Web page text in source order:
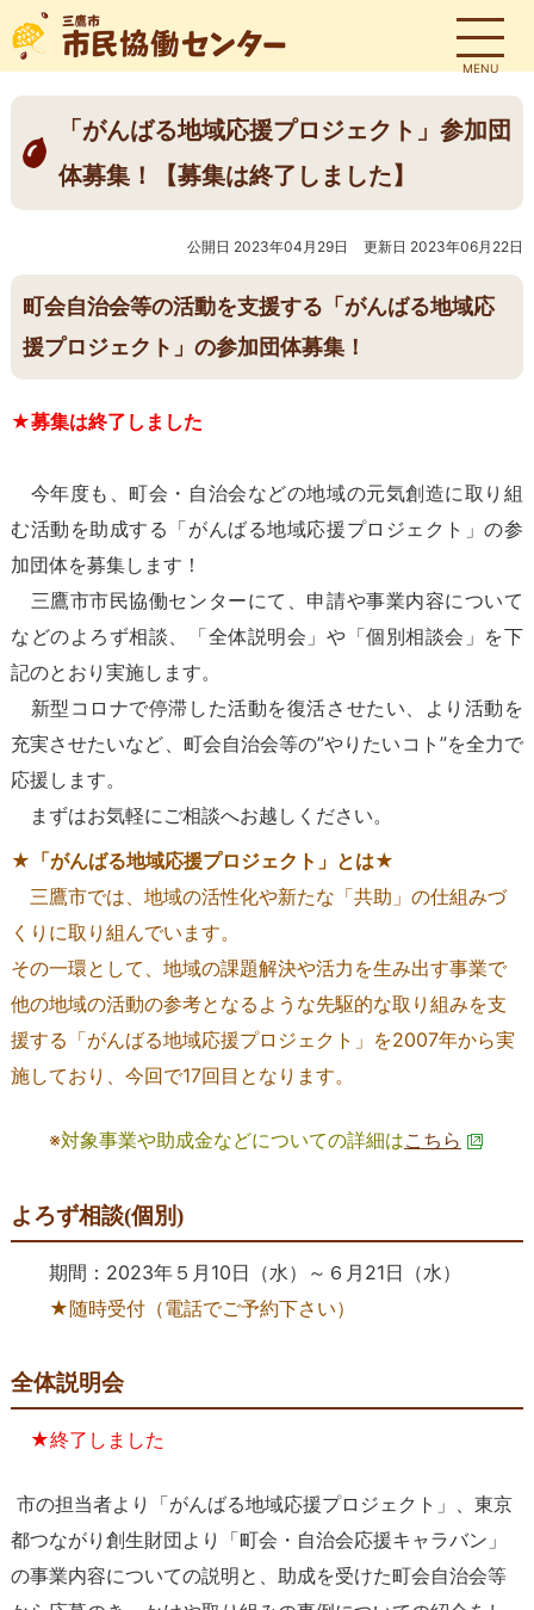
MENU
「がんばる地域応援プロジェクト」参加団
体募集！【募集は終了しました】
公開日 2023年04月29日 更新日 2023年06月22日
町会自治会等の活動を支援する「がんばる地域応
援プロジェクト」の参加団体募集！
★募集は終了しました
今年度も、町会・自治会などの地域の元気創造に取り組
む活動を助成する「がんばる地域応援プロジェクト」の参
加団体を募集します！
三鷹市市民協働センターにて、申請や事業内容について
などのよろず相談、「全体説明会」や「個別相談会」を下
記のとおり実施します。
新型コロナで停滞した活動を復活させたい、より活動を
充実させたいなど、町会自治会等の”やりたいコト”を全力で
応援します。
まずはお気軽にご相談へお越しください。
★「がんばる地域応援プロジェクト」とは★
三鷹市では、地域の活性化や新たな「共助」の仕組みづ
くりに取り組んでいます。
その一環として、地域の課題解決や活力を生み出す事業で
他の地域の活動の参考となるような先駆的な取り組みを支
援する「がんばる地域応援プロジェクト」を2007年から実
施しており、今回で17回目となります。
※対象事業や助成金などについての詳細はこちら
よろず相談(個別)
期間：2023年５月10日（水）～６月21日（水）
★随時受付（電話でご予約下さい）
全体説明会
★終了しました
市の担当者より「がんばる地域応援プロジェクト」、東京
都つながり創生財団より「町会・自治会応援キャラバン」
の事業内容についての説明と、助成を受けた町会自治会等